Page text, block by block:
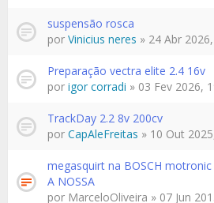
suspensão rosca
por Vinicius neres » 24 Abr
Preparação vectra elite 2.4 16v
por igor corradi » 03 Fev 2026,
TrackDay 2.2 8v 200cv
por CapAleFreitas » 10 Out
megasquirt na BOSCH motronic
A NOSSA
por MarceloOliveira » 07 Jun